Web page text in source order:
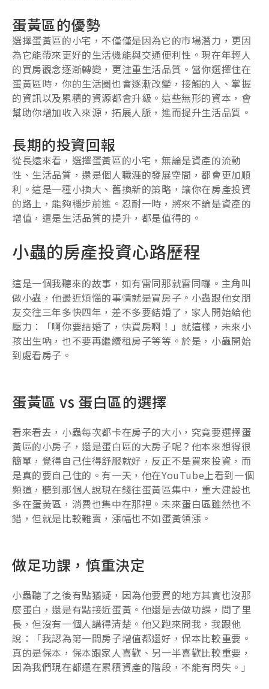
蛋黃區的優勢
選擇蛋黃區的小宅，不僅僅是因為它的市場潛力，更因
為它能帶來更好的生活機能與交通便利性。現在年輕人
的買房觀念逐漸轉變，更注重生活品質。當你選擇住在
蛋黃區時，你的生活圈也會逐漸改變，接觸的人、掌握
的資訊以及累積的資源都會升級。這些無形的資本，會
幫助你增加收入來源，拓展人脈，進而提升生活品質。
長期的投資回報
從長遠來看，選擇蛋黃區的小宅，無論是資產的流動
性、生活品質，還是個人職涯的發展空間，都會更加順
利。這是一種小換大、舊換新的策略，讓你在房產投資
的路上，能夠穩步前進。忍耐一時，將來不論是資產的
增值，還是生活品質的提升，都是值得的。
小蟲的房產投資心路歷程
這是一個我聽來的故事，如有雷同那就雷同囉。主角叫
做小蟲，他最近煩惱的事情就是買房子。小蟲跟他女朋
友交往三年多快四年，差不多要結婚了，家人開始給他
壓力：「啊你要結婚了，快買房啊！」就這樣，未來小
孩出生吶，也不要再繼續租房子等等。於是，小蟲開始
到處看房子。
蛋黃區 vs 蛋白區的選擇
看來看去，小蟲每次都卡在房子的大小，究竟要選擇蛋
黃區的小房子，還是蛋白區的大房子呢？他本來想得很
簡單，覺得自己住得舒服就好，反正不是買來投資，而
是真的要自己住的。有一天，他在YouTube上看到一個
頻道，聽到那個人說現在錢往蛋黃區集中，重大建設也
多在蛋黃區，消費也集中在那裡。未來蛋白區雖然也不
錯，但就是比較難賣，漲幅也不如蛋黃領漲。
做足功課，慎重決定
小蟲聽了之後有點猶疑，因為他要買的地方其實也沒那
麼蛋白，還是有點接近蛋黃。他還是去做功課，問了里
長，但沒有一個人講得清楚。他又跑來問我，我跟他
說：「我認為第一間房子增值都還好，保本比較重要。
真的是保本，保本跟家人喜歡、另一半喜歡比較重要，
因為我們現在都還在累積資產的階段，不能有閃失。」